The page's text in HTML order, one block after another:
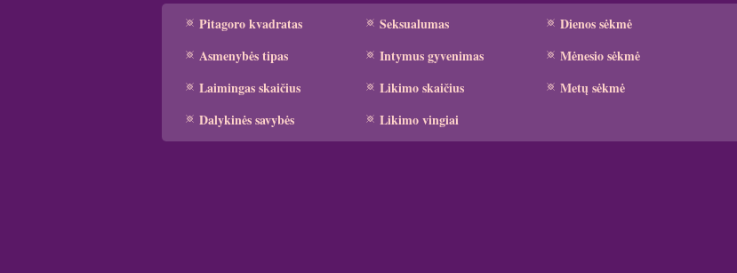
Pitagoro kvadratas
Asmenybės tipas
Laimingas skaičius
Dalykinės savybės
Seksualumas
Intymus gyvenimas
Likimo skaičius
Likimo vingiai
Dienos sėkmė
Mėnesio sėkmė
Metų sėkmė